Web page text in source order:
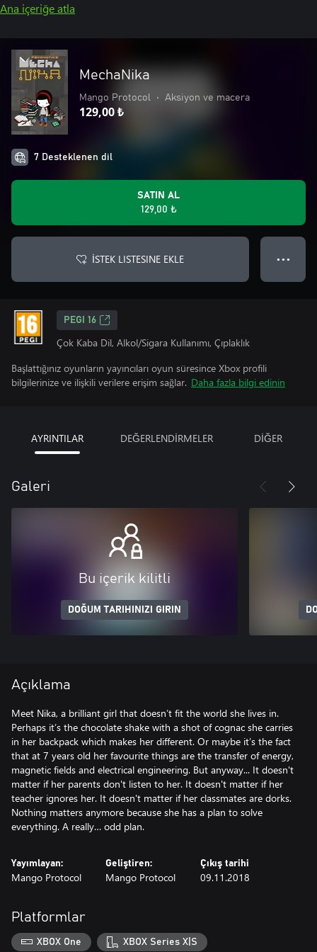
Ana içeriğe atla
MechaNika
Mango Protocol • Aksiyon ve macera
129,00 ₺
7 Desteklenen dil
SATIN AL
129,00 ₺
İSTEK LISTESINE EKLE ● ● ●
PEGI 16
Çok Kaba Dil, Alkol/Sigara Kullanımı, Çıplaklık
Başlattığınız oyunların yayıncıları oyun süresince Xbox profili
bilgilerinize ve ilişkili verilere erişim sağlar. Daha fazla bilgi edinin
AYRINTILAR DEĞERLENDİRMELER DİĞER
Galeri
Bu içerik kilitli
DOĞUM TARIHINIZI GIRIN
Açıklama
Meet Nika, a brilliant girl that doesn’t fit the world she lives in.
Perhaps it’s the chocolate shake with a shot of cognac she carries
in her backpack which makes her different. Or maybe it’s the fact
that at 7 years old her favourite things are the transfer of energy,
magnetic fields and electrical engineering. But anyway... It doesn't
matter if her parents don't listen to her. It doesn't matter if her
teacher ignores her. It doesn't matter if her classmates are dorks.
Nothing matters anymore because she has a plan to solve
everything. A really… odd plan.
Yayımlayan:
Mango Protocol
Geliştiren:
Mango Protocol
Çıkış tarihi
09.11.2018
Platformlar
XBOX One XBOX Series X|S